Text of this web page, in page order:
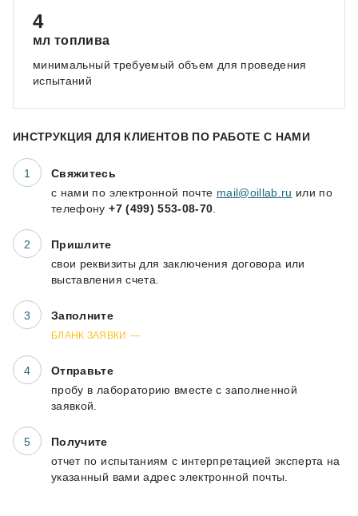
4
мл топлива
минимальный требуемый объем для проведения
испытаний
ИНСТРУКЦИЯ ДЛЯ КЛИЕНТОВ ПО РАБОТЕ С НАМИ
Свяжитесь
с нами по электронной почте mail@oillab.ru или по
телефону+7 (499) 553-08-70
Пришлите
свои реквизиты для заключения договора или
выставления счета.
Заполните
БЛАНК ЗАЯВКИ
Отправьте
пробу в лабораторию вместе с заполненной
заявкой.
Получите
отчет по испытаниям с интерпретацией эксперта на
указанный вами адрес электронной почты.